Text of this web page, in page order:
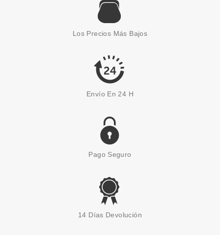
SOAP & GLORY
SOAP & GLORY ORIGINAL PINK
MANTECA HIDRATANTE
CORPORAL MINI 50 ML
2.25€
LAISEVEN
LAISEVEN CREMA
REPARADORA CODOS,
Los Precios Más Bajos
Envío En 24 H
Pago Seguro
14 Días Devolución